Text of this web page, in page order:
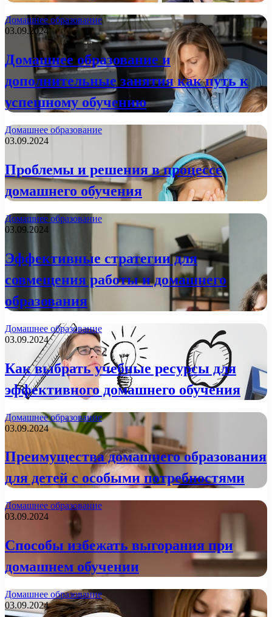
Домашнее образование
03.09.2024
Домашнее образование и
дополнительные занятия как путь к
успешному обучению
Домашнее образование
03.09.2024
Проблемы и решения в процессе
домашнего обучения
Домашнее образование
03.09.2024
Эффективные стратегии для
совмещения работы и домашнего
образования
Домашнее образование
03.09.2024
Как выбрать учебные ресурсы для
эффективного домашнего обучения
Домашнее образование
03.09.2024
Преимущества домашнего образования
для детей с особыми потребностями
Домашнее образование
03.09.2024
Способы избежать выгорания при
домашнем обучении
Домашнее образование
03.09.2024